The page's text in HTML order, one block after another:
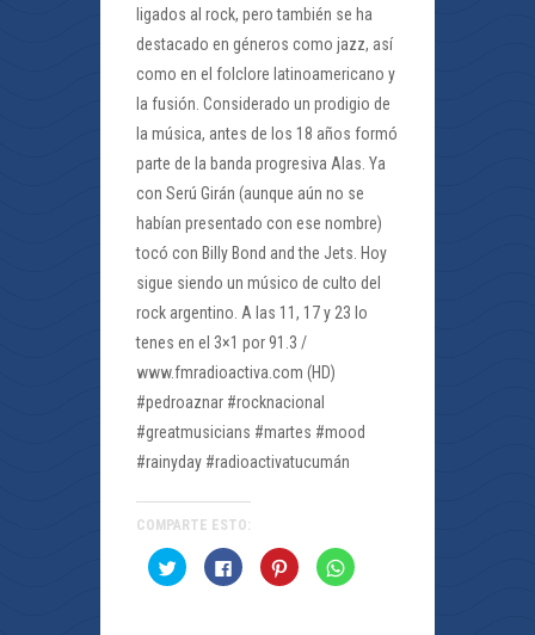
ligados al rock, pero también se ha
destacado en géneros como jazz, así
como en el folclore latinoamericano y
la fusión. Considerado un prodigio de
la música, antes de los 18 años formó
parte de la banda progresiva Alas. Ya
con Serú Girán (aunque aún no se
habían presentado con ese nombre)
tocó con Billy Bond and the Jets. Hoy
sigue siendo un músico de culto del
rock argentino. A las 11, 17 y 23 lo
tenes en el 3×1 por 91.3 /
www.fmradioactiva.com (HD)
#pedroaznar #rocknacional
#greatmusicians #martes #mood
#rainyday #radioactivatucumán
COMPARTE ESTO:
Haz
clic
Haz
clic
Haz
clic
Haz
clic